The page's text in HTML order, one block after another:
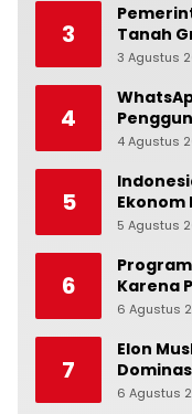
3
Tanah
3 Agustus
4
4 Agustus
5
5 Agustus
6
Karena
6 Agustus
7
Elon
6 Agustus